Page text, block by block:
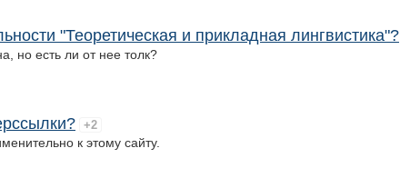
"Теоретическая и прикладная лингвистика"?
но есть ли от нее толк?
+2
к этому сайту.